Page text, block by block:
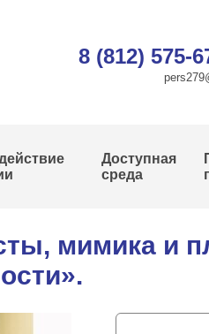
8 (812) 575-
Доступная
среда
мимика и